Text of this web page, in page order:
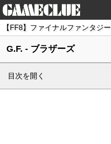
【FF8】ファイナルファンタジ
G.F. - ブラザーズ
目次を開く